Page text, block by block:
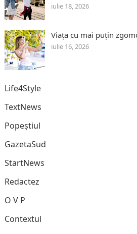
iulie 18, 2026
Viața cu mai puțin
iulie 16, 2026
Life4Style
TextNews
Popeștiul
GazetaSud
StartNews
Redactez
O V P
Contextul